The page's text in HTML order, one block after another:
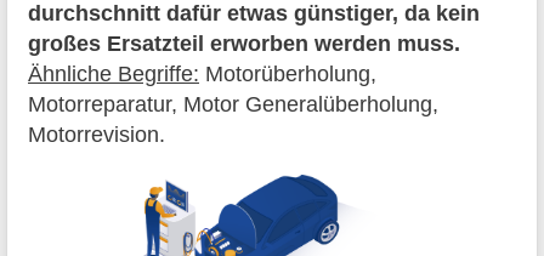
durchschnitt dafür etwas günstiger, da kein
großes Ersatzteil erworben werden muss.
Ähnliche Begriffe: Motorüberholung,
Motorreparatur, Motor Generalüberholung,
Motorrevision.